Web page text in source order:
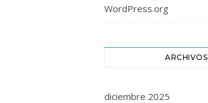
WordPress.org
ARCHIVOS
diciembre 2025